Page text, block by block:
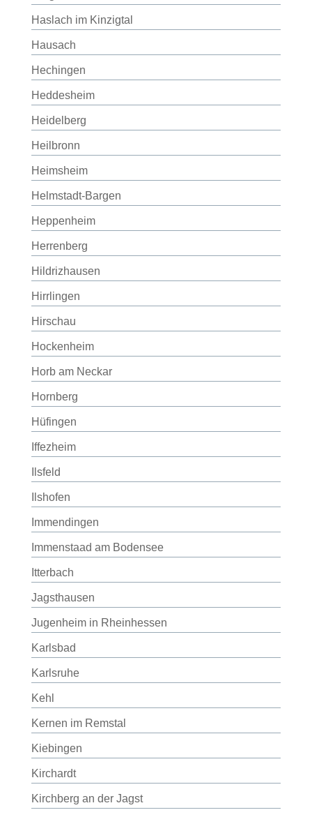
Haslach im Kinzigtal
Hausach
Hechingen
Heddesheim
Heidelberg
Heilbronn
Heimsheim
Helmstadt-Bargen
Heppenheim
Herrenberg
Hildrizhausen
Hirrlingen
Hirschau
Hockenheim
Horb am Neckar
Hornberg
Hüfingen
Iffezheim
Ilsfeld
Ilshofen
Immendingen
Immenstaad am Bodensee
Itterbach
Jagsthausen
Jugenheim in Rheinhessen
Karlsbad
Karlsruhe
Kehl
Kernen im Remstal
Kiebingen
Kirchardt
Kirchberg an der Jagst